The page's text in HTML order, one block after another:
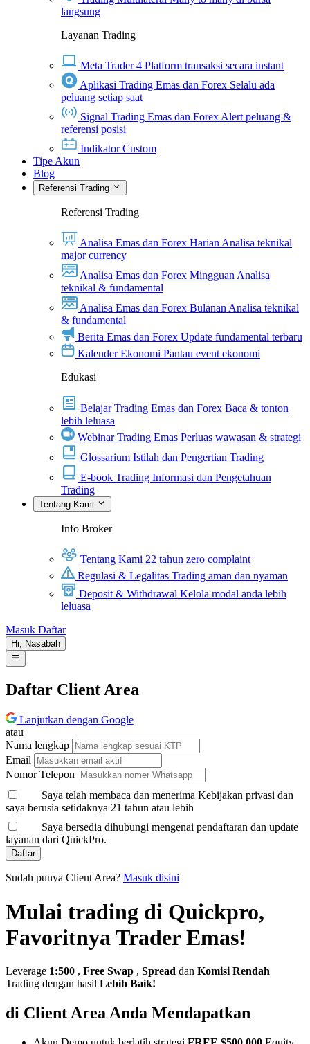
langsung
Layanan Trading
Meta Trader 4 Platform transaksi secara instant
Aplikasi Trading Emas dan Forex Selalu ada
peluang setiap saat
Signal Trading Emas dan Forex Alert peluang &
referensi posisi
Indikator Custom
Tipe Akun
Blog
Referensi Trading
Referensi Trading
Analisa Emas dan Forex Harian Analisa teknikal
major currency
Analisa Emas dan Forex Mingguan Analisa
teknikal & fundamental
Analisa Emas dan Forex Bulanan Analisa teknikal
& fundamental
Berita Emas dan Forex Update fundamental terbaru
Kalender Ekonomi Pantau event ekonomi
Edukasi
Belajar Trading Emas dan Forex Baca & tonton
lebih leluasa
Webinar Trading Emas Perluas wawasan & strategi
Glossarium Istilah dan Pengertian Trading
E-book Trading Informasi dan Pengetahuan
Trading
Tentang Kami
Info Broker
Tentang Kami 22 tahun zero complaint
Regulasi & Legalitas Trading aman dan nyaman
Deposit & Withdrawal Kelola modal anda lebih
leluasa
Masuk Daftar
Hi, Nasabah
Daftar Client Area
Lanjutkan dengan Google
atau
Nama lengkap
Email
Nomor Telepon
Saya telah membaca dan menerima Kebijakan privasi dan
saya berusia setidaknya 21 tahun atau lebih
Saya bersedia dihubungi mengenai pendaftaran dan update
layanan dari QuickPro.
Daftar
Sudah punya Client Area? Masuk disini
Mulai trading di Quickpro,
Favoritnya Trader Emas!
Leverage 1:500 , Free Swap , Spread dan Komisi Rendah
Trading dengan hasil Lebih Baik!
di Client Area Anda Mendapatkan